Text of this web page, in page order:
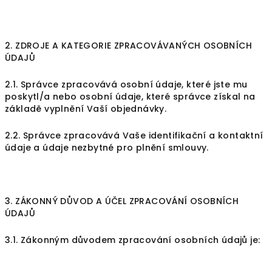
2. ZDROJE A KATEGORIE ZPRACOVÁVANÝCH OSOBNÍCH
ÚDAJŮ
2.1. Správce zpracovává osobní údaje, které jste mu
poskytl/a nebo osobní údaje, které správce získal na
základě vyplnění Vaší objednávky.
2.2. Správce zpracovává Vaše identifikační a kontaktní
údaje a údaje nezbytné pro plnění smlouvy.
3. ZÁKONNÝ DŮVOD A ÚČEL ZPRACOVÁNÍ OSOBNÍCH
ÚDAJŮ
3.1. Zákonným důvodem zpracování osobních údajů je: